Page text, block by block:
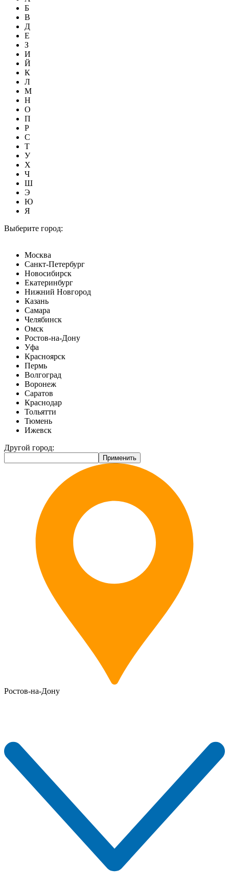
Б
В
Д
Е
З
И
Й
К
Л
М
Н
О
П
Р
С
Т
У
Х
Ч
Ш
Э
Ю
Я
Выберите город:
Москва
Санкт-Петербург
Новосибирск
Екатеринбург
Нижний Новгород
Казань
Самара
Челябинск
Омск
Ростов-на-Дону
Уфа
Красноярск
Пермь
Волгоград
Воронеж
Саратов
Краснодар
Тольятти
Тюмень
Ижевск
Другой город:
Ростов-на-Дону